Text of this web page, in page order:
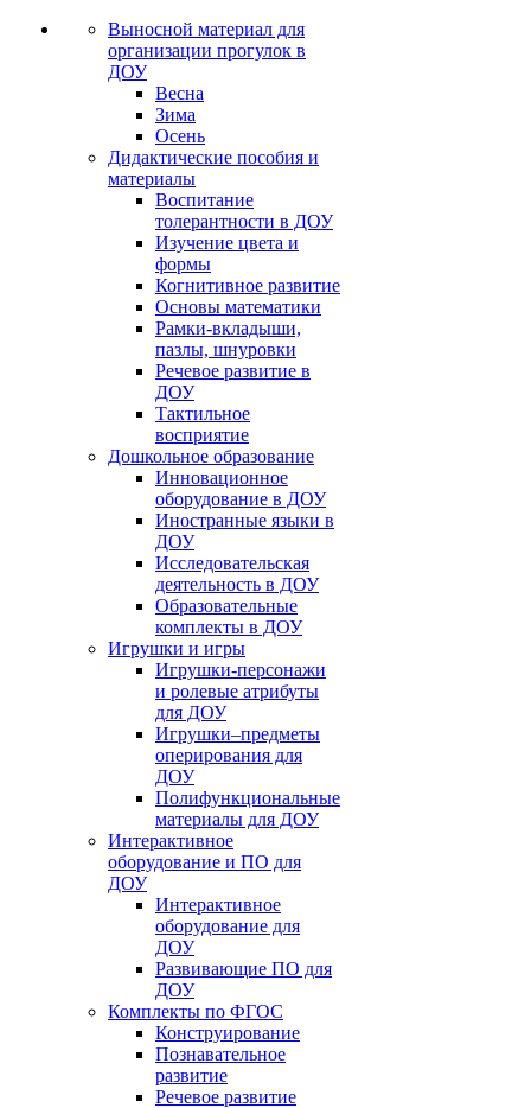
Выносной материал для
организации прогулок в
ДОУ
Весна
Зима
Осень
Дидактические пособия и
материалы
Воспитание
толерантности в ДОУ
Изучение цвета и
формы
Когнитивное развитие
Основы математики
Рамки-вкладыши,
пазлы, шнуровки
Речевое развитие в
ДОУ
Тактильное
восприятие
Дошкольное образование
Инновационное
оборудование в ДОУ
Иностранные языки в
ДОУ
Исследовательская
деятельность в ДОУ
Образовательные
комплекты в ДОУ
Игрушки и игры
Игрушки-персонажи
и ролевые атрибуты
для ДОУ
Игрушки–предметы
оперирования для
ДОУ
Полифункциональные
материалы для ДОУ
Интерактивное
оборудование и ПО для
ДОУ
Интерактивное
оборудование для
ДОУ
Развивающие ПО для
ДОУ
Комплекты по ФГОС
Конструирование
Познавательное
развитие
Речевое развитие